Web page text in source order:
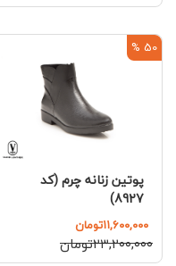
50 %
پوتین زنانه چرم (کد
8927)
۱۱,۶۰۰,۰۰۰تومان
۲۳,۲۰۰,۰۰۰تومان